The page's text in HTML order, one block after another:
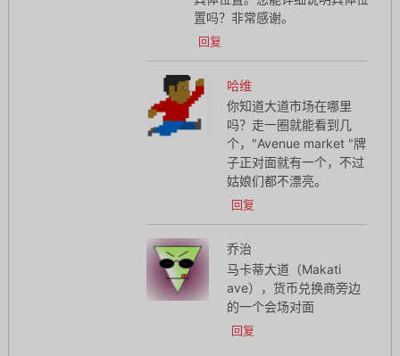
置吗？非常感谢。
回复
哈维
你知道大道市场在哪里
吗？走一圈就能看到几
个，"Avenue market "牌
子正对面就有一个，不过
姑娘们都不漂亮。
回复
乔治
马卡蒂大道（Makati
ave），货币兑换商旁边
的一个会场对面
回复